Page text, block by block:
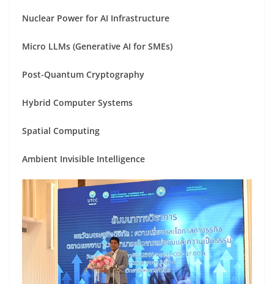
Nuclear Power for AI Infrastructure
Micro LLMs (Generative AI for SMEs)
Post-Quantum Cryptography
Hybrid Computer Systems
Spatial Computing
Ambient Invisible Intelligence